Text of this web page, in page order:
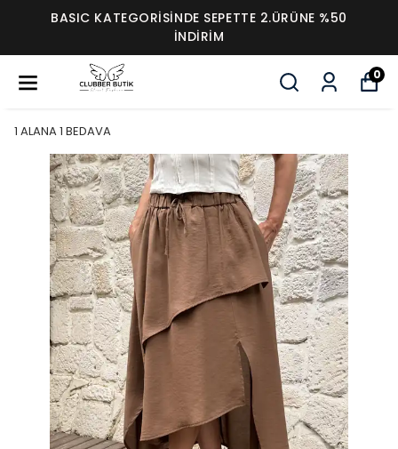
BASIC KATEGORİSİNDE SEPETTE 2.ÜRÜNE %50
İNDİRİM
0
1 ALANA 1 BEDAVA